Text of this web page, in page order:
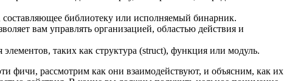
составляющее библиотеку или исполняемый бинарник.
вам управлять организацией, областью действия и
таких как структура (struct), функция или модуль.
фичи, рассмотрим как они взаимодействуют, и объясним, как их